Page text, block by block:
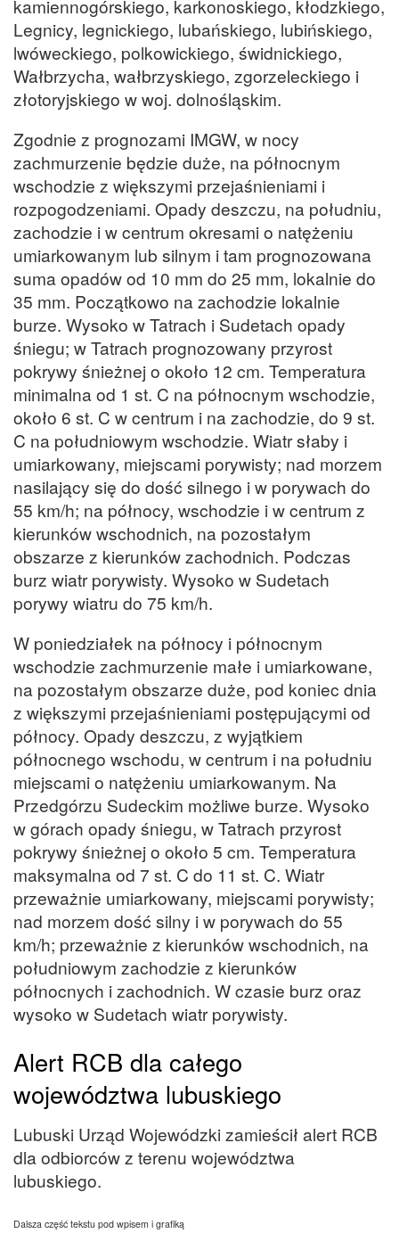
kamiennogórskiego, karkonoskiego, kłodzkiego,
Legnicy, legnickiego, lubańskiego, lubińskiego,
lwóweckiego, polkowickiego, świdnickiego,
Wałbrzycha, wałbrzyskiego, zgorzeleckiego i
złotoryjskiego w woj. dolnośląskim.
Zgodnie z prognozami IMGW, w nocy
zachmurzenie będzie duże, na północnym
wschodzie z większymi przejaśnieniami i
rozpogodzeniami. Opady deszczu, na południu,
zachodzie i w centrum okresami o natężeniu
umiarkowanym lub silnym i tam prognozowana
suma opadów od 10 mm do 25 mm, lokalnie do
35 mm. Początkowo na zachodzie lokalnie
burze. Wysoko w Tatrach i Sudetach opady
śniegu; w Tatrach prognozowany przyrost
pokrywy śnieżnej o około 12 cm. Temperatura
minimalna od 1 st. C na północnym wschodzie,
około 6 st. C w centrum i na zachodzie, do 9 st.
C na południowym wschodzie. Wiatr słaby i
umiarkowany, miejscami porywisty; nad morzem
nasilający się do dość silnego i w porywach do
55 km/h; na północy, wschodzie i w centrum z
kierunków wschodnich, na pozostałym
obszarze z kierunków zachodnich. Podczas
burz wiatr porywisty. Wysoko w Sudetach
porywy wiatru do 75 km/h.
W poniedziałek na północy i północnym
wschodzie zachmurzenie małe i umiarkowane,
na pozostałym obszarze duże, pod koniec dnia
z większymi przejaśnieniami postępującymi od
północy. Opady deszczu, z wyjątkiem
północnego wschodu, w centrum i na południu
miejscami o natężeniu umiarkowanym. Na
Przedgórzu Sudeckim możliwe burze. Wysoko
w górach opady śniegu, w Tatrach przyrost
pokrywy śnieżnej o około 5 cm. Temperatura
maksymalna od 7 st. C do 11 st. C. Wiatr
przeważnie umiarkowany, miejscami porywisty;
nad morzem dość silny i w porywach do 55
km/h; przeważnie z kierunków wschodnich, na
południowym zachodzie z kierunków
północnych i zachodnich. W czasie burz oraz
wysoko w Sudetach wiatr porywisty.
Alert RCB dla całego
województwa lubuskiego
Lubuski Urząd Wojewódzki zamieścił alert RCB
dla odbiorców z terenu województwa
lubuskiego.
Dalsza część tekstu pod wpisem i grafiką